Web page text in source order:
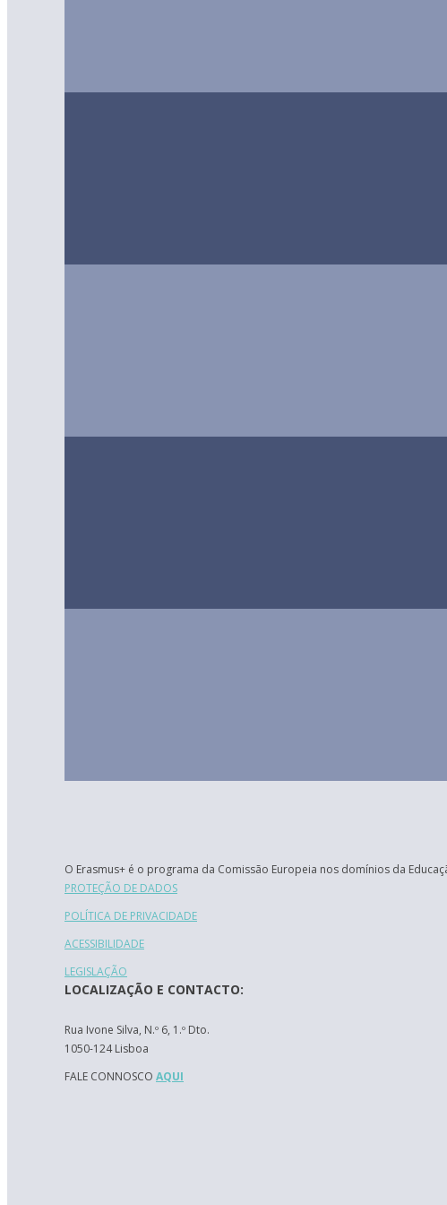
O Erasmus+ é o programa da Comissão Europeia nos domínios da
PROTEÇÃO DE DADOS
POLÍTICA DE PRIVACIDADE
ACESSIBILIDADE
LEGISLAÇÃO
LOCALIZAÇÃO E CONTACTO:
Rua Ivone Silva, N.º 6, 1.º Dto.
1050-124 Lisboa
FALE CONNOSCO AQUI